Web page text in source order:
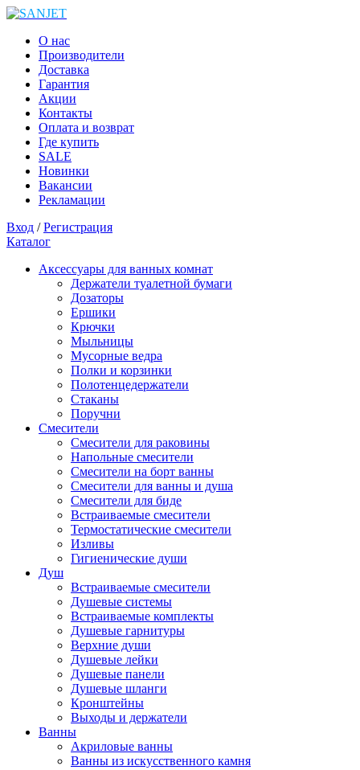
О нас
Производители
Доставка
Гарантия
Акции
Контакты
Оплата и возврат
Где купить
SALE
Новинки
Вакансии
Рекламации
Вход /Регистрация
Каталог
Аксессуары для ванных комнат
Держатели туалетной бумаги
Дозаторы
Ершики
Крючки
Мыльницы
Мусорные ведра
Полки и корзинки
Полотенцедержатели
Стаканы
Поручни
Смесители
Смесители для раковины
Напольные смесители
Смесители на борт ванны
Смесители для ванны и душа
Смесители для биде
Встраиваемые смесители
Термостатические смесители
Изливы
Гигиенические души
Душ
Встраиваемые смесители
Душевые системы
Встраиваемые комплекты
Душевые гарнитуры
Верхние души
Душевые лейки
Душевые панели
Душевые шланги
Кронштейны
Выходы и держатели
Ванны
Акриловые ванны
Ванны из искусственного камня